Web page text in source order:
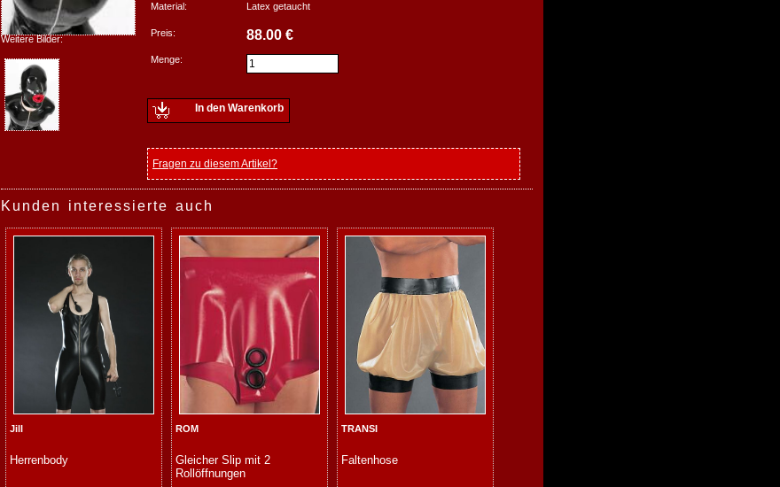
Weitere Bilder:
Material: Latex getaucht
Preis: 88.00 €
Menge:
In den Warenkorb
Fragen zu diesem Artikel?
Kunden interessierte auch
Jill
Herrenbody
ROM
Gleicher Slip mit 2
Rollöffnungen
TRANSI
Faltenhose